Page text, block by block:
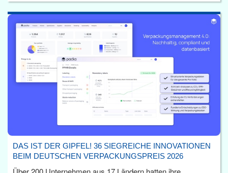
DAS IST DER GIPFEL! 36 SIEGREICHE INNOVATIONEN
BEIM DEUTSCHEN VERPACKUNGSPREIS 2026